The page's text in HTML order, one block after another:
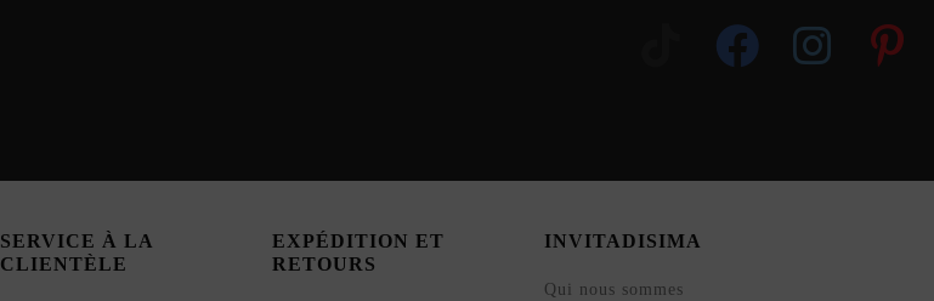
SERVICE À LA
CLIENTÈLE
EXPÉDITION ET
RETOURS
INVITADISIMA
Qui nous sommes